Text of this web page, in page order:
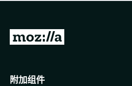
无
转
o
附加组件